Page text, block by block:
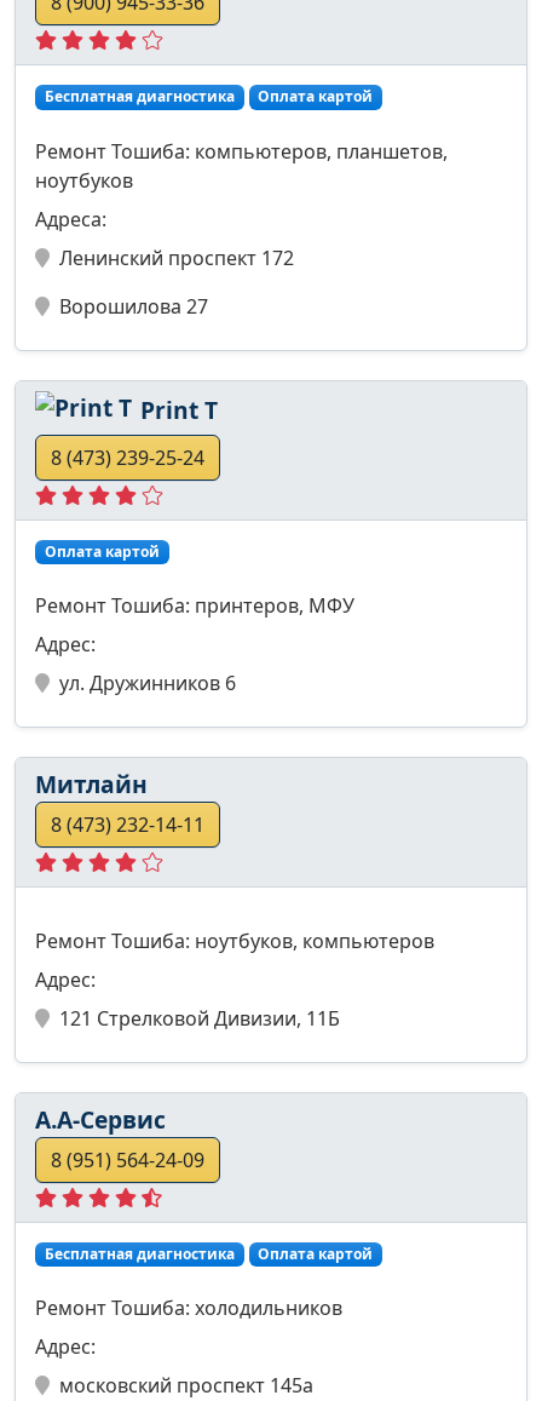
Бесплатная диагностика Оплата картой
Ремонт Тошиба: компьютеров, планшетов,
ноутбуков
Адреса:
Ленинский проспект 172
Ворошилова 27
Print T
8 (473) 239-25-24
Оплата картой
Ремонт Тошиба: принтеров, МФУ
Адрес:
ул. Дружинников 6
Митлайн
8 (473) 232-14-11
Ремонт Тошиба: ноутбуков, компьютеров
Адрес:
121 Стрелковой Дивизии, 11Б
А.А-Сервис
8 (951) 564-24-09
Бесплатная диагностика Оплата картой
Ремонт Тошиба: холодильников
Адрес:
московский проспект 145а